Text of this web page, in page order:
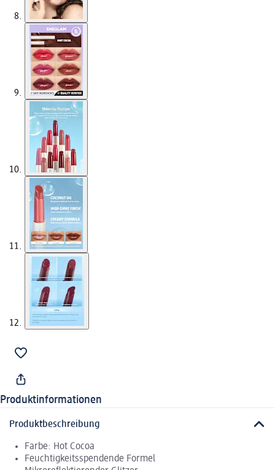
Produktinformationen
Produktbeschreibung
Farbe: Hot Cocoa
Feuchtigkeitsspendende Formel